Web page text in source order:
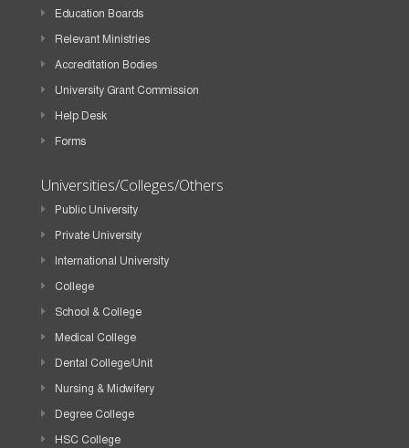
Education Boards
Relevant Ministries
Accreditation Bodies
University Grant Commission
Help Desk
Forms
Universities/Colleges/Others
Public University
Private University
International University
College
School & College
Medical College
Dental College/Unit
Nursing & Midwifery
Degree College
HSC College